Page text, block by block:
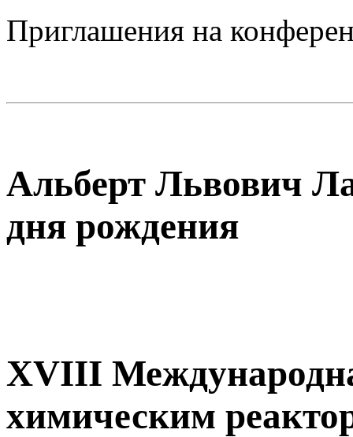
Приглашения на
Альберт Львович
дня рождения
XVIII
химическим